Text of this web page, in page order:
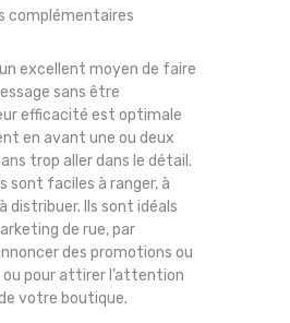
complémentaires
excellent moyen de faire
sans être
efficacité est optimale
en avant une ou deux
trop aller dans le détail.
sont faciles à ranger, à
distribuer. Ils sont idéals
de rue, par
des promotions ou
pour attirer l’attention
votre boutique.